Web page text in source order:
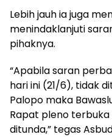
Lebih jauh ia juga
menindaklanjuti
pihaknya.
“Apabila saran
hari ini (21/6), tidak
Palopo maka
Rapat pleno
ditunda,” tegas